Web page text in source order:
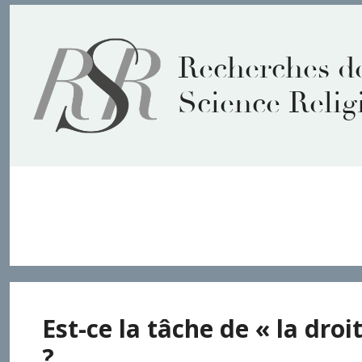
contenu
Recherches
Science
Est-ce la tâche de « la